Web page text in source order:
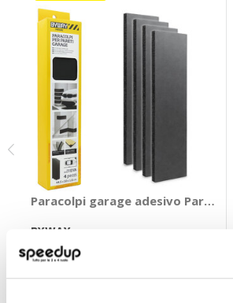
Paracolpi garage adesivo
BYWAY
Nero 44,5x10x1,5cm